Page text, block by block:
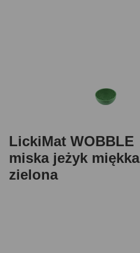
LickiMat WOBBLE
miska jeżyk miękka
zielona